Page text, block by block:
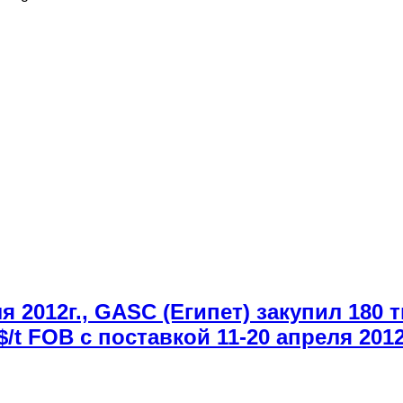
GASC (Египет) закупил 180
с поставкой 11-20 апреля